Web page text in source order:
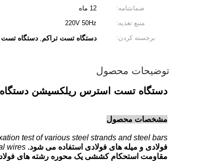
ضمانتنامه:
12 ماه
منبع تغذیه:
220V 50Hz
برجسته کردن:
دستگاه تست تراکم, دستگاه تست
توضیحات محصول
دستگاه تست استرس ریلکسیشن
مشخصات محصول
test of various steel strands and steel bars.
فولادی و میله های فولادی استفاده می شود. wires.
مقاومت استحکام کششی یک محوره رشته های